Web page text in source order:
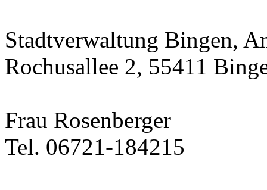
Stadtverwaltung Bingen,
Rochusallee 2, 55411
Frau Rosenberger
Tel. 06721-184215